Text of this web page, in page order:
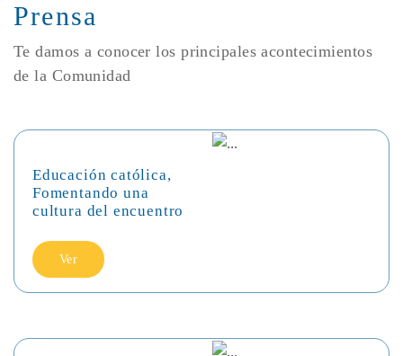
Prensa
Te damos a conocer los principales acontecimientos
de la Comunidad
Educación católica,
Fomentando una
cultura del encuentro
Ver